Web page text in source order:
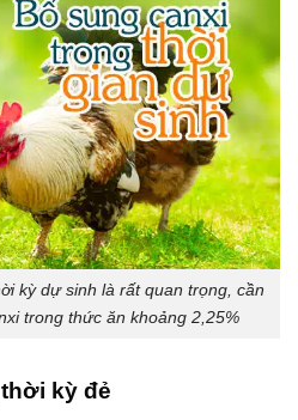
kỳ dự sinh là rất quan trọng, cần
trong thức ăn khoảng 2,25%
kỳ đẻ